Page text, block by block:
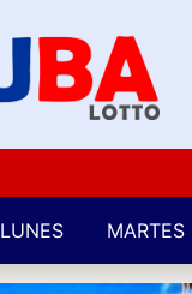
LUNES MARTES